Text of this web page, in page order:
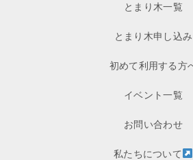
とまり木一覧
とまり木申し込み
初めて利用する方
イベント一覧
お問い合わせ
私たちについて